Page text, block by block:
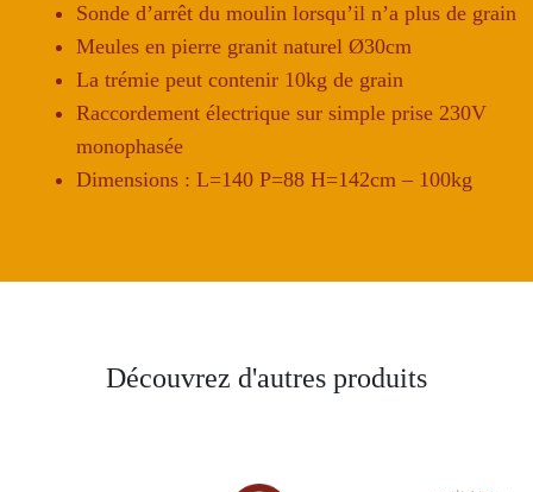
Sonde d’arrêt du moulin lorsqu’il n’a plus de grain
Meules en pierre granit naturel Ø30cm
La trémie peut contenir 10kg de grain
Raccordement électrique sur simple prise 230V
monophasée
Dimensions : L=140 P=88 H=142cm – 100kg
Découvrez d'autres produits